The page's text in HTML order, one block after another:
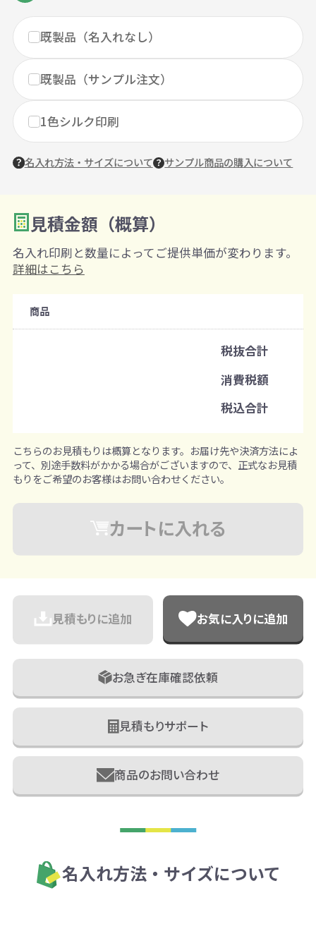
既製品（名入れなし）
既製品（サンプル注文）
1色シルク印刷
名入れ方法・サイズについて サンプル商品の購入について
2 数量を入力
購入条件
既製品：800個から
名入れあり：100個から
※既製品サンプルは各色3個まで
見積金額（概算）
名入れ印刷と数量によってご提供単価が変わります。
詳細はこちら
商品
税抜合計
消費税額
税込合計
こちらのお見積もりは概算となります。お届け先や決済方法によ
って、別途手数料がかかる場合がございますので、正式なお見積
もりをご希望のお客様はお問い合わせください。
カートに入れる
見積もりに追加 お気に入りに追加
お急ぎ在庫確認依頼
見積もりサポート
商品のお問い合わせ
名入れ方法・サイズについて